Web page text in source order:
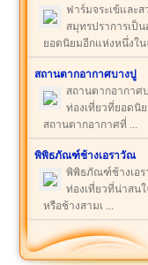
ฟาร์มจระเข้และส
สมุทรปราการเป็
ยอดนิยมอีกแห่งหนึ่งใน
สถานตากอากาศบางปู
สถานตากอากาศ
ท่องเที่ยวที่ยอดนิ
สถานตากอากาศที่ ...
พิพิธภัณฑ์ช้างเอราวัณ
พิพิธภัณฑ์ช้างเอ
ท่องเที่ยวที่น่าสน
หรือช้างสามเ ...